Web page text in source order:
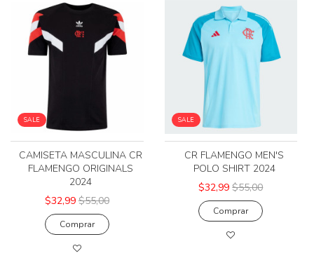
SALE
CAMISETA MASCULINA CR
FLAMENGO ORIGINALS
2024
$32,99 $55,00
Comprar
SALE
CR FLAMENGO MEN'S
POLO SHIRT 2024
$32,99 $55,00
Comprar